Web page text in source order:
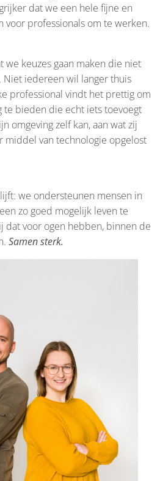
dat we een hele fijne en
voor professionals om te werken.
we keuzes gaan maken die niet
iedereen wil langer thuis
professional vindt het prettig om
bieden die echt iets toevoegt
omgeving zelf kan, aan wat zij
middel van technologie opgelost
we ondersteunen mensen in
zo goed mogelijk leven te
dat voor ogen hebben, binnen de
Samen sterk.